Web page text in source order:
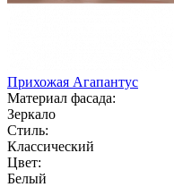
Прихожая Агапантус
Материал фасада:
Зеркало
Стиль:
Классический
Цвет:
Белый